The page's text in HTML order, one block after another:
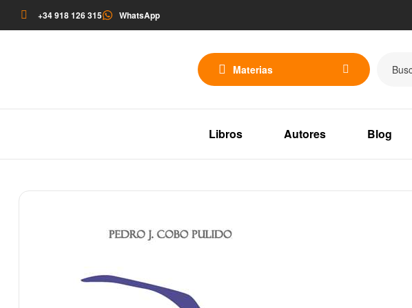
+34 918 126 315 WhatsApp
Materias
Libros Autores Blog